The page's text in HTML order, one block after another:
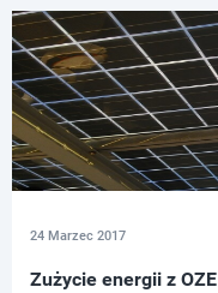
24 Marzec 2017
Zużycie energii z OZE